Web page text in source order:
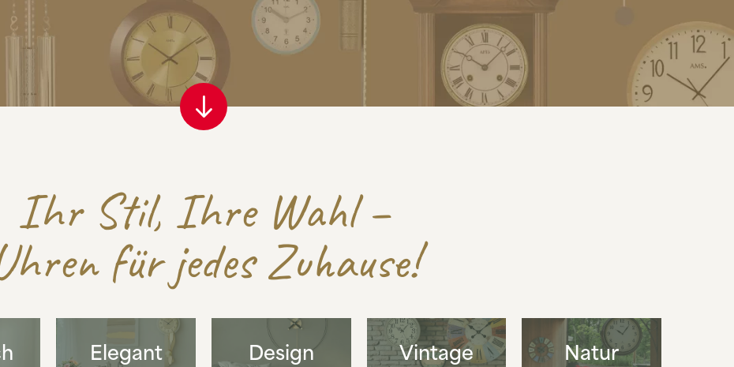
Ihr Stil, Ihre Wahl –
für jedes Zuhause!
Elegant Design Vintage Natur